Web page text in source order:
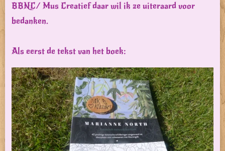
BBNC/ Mus Creatief daar wil ik ze uiteraard voor
bedanken.
Als eerst de tekst van het boek: